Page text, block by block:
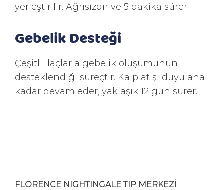
yerleştirilir. Ağrısızdır ve 5 dakika sürer.
Gebelik Desteği
Çeşitli ilaçlarla gebelik oluşumunun
desteklendiği süreçtir. Kalp atışı duyulana
kadar devam eder, yaklaşık 12 gün sürer.
FLORENCE NIGHTINGALE TIP MERKEZİ